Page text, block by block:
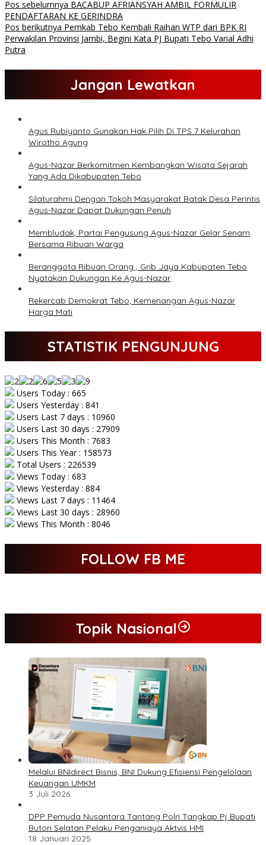
Pos sebelumnya BACABUP AFRIANSYAH AMBIL FORMULIR
PENDAFTARAN KE GERINDRA
Pos berikutnya Pemkab Tebo Kembali Raihan WTP dari BPK RI
Perwakilan Provinsi Jambi, Begini Kata PJ Bupati Tebo Varial Adhi
Putra
Jangan Lewatkan
Agus Rubiyanto Gunakan Hak Pilih Di TPS 7 Kelurahan
Wirotho Agung
Agus-Nazar Berkomitmen Kembangkan Wisata Sejarah
Yang Ada Dikabupaten Tebo
Silaturahmi Dengan Tokoh Masyarakat Batak Desa Perintis
Agus-Nazar Dapat Dukungan Penuh
Membludak, Partai Pengusung Agus-Nazar Gelar Senam
Bersama Ribuan Warga
Beranggota Ribuan Orang , Grib Jaya Kabupaten Tebo
Nyatakan Dukungan Ke Agus-Nazar
Rekercab Demokrat Tebo, Kemenangan Agus-Nazar
Harga Mati
STATISTIK PENGUNJUNG
Users Today : 665
Users Yesterday : 841
Users Last 7 days : 10960
Users Last 30 days : 27909
Users This Month : 7683
Users This Year : 158573
Total Users : 226539
Views Today : 683
Views Yesterday : 884
Views Last 7 days : 11464
Views Last 30 days : 28960
Views This Month : 8046
FOLLOW FB ME
Topik Nasional
Melalui BNIdirect Bisnis, BNI Dukung Efisiensi Pengelolaan
Keuangan UMKM
3 Juli 2026
DPP Pemuda Nusantara Tantang Polri Tangkap Pj Bupati
Buton Selatan Pelaku Penganiaya Aktvis HMI
18 Januari 2025